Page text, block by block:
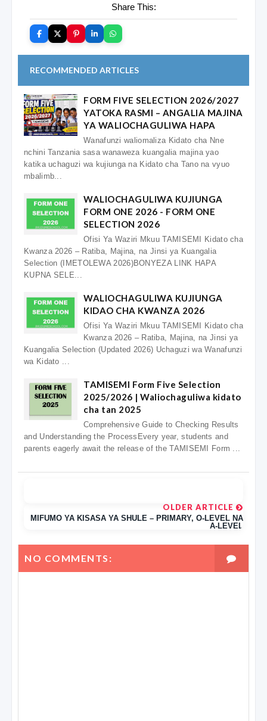
Share This:
RECOMMENDED ARTICLES
FORM FIVE SELECTION 2026/2027
YATOKA RASMI – ANGALIA MAJINA
YA WALIOCHAGULIWA HAPA
Wanafunzi waliomaliza Kidato cha Nne
nchini Tanzania sasa wanaweza kuangalia majina yao
katika uchaguzi wa kujiunga na Kidato cha Tano na vyuo
mbalimb...
WALIOCHAGULIWA KUJIUNGA
FORM ONE 2026 - FORM ONE
SELECTION 2026
Ofisi Ya Waziri Mkuu TAMISEMI Kidato cha
Kwanza 2026 – Ratiba, Majina, na Jinsi ya Kuangalia
Selection (IMETOLEWA 2026)BONYEZA LINK HAPA
KUPNA SELE...
WALIOCHAGULIWA KUJIUNGA
KIDAO CHA KWANZA 2026
Ofisi Ya Waziri Mkuu TAMISEMI Kidato cha
Kwanza 2026 – Ratiba, Majina, na Jinsi ya
Kuangalia Selection (Updated 2026) Uchaguzi wa Wanafunzi
wa Kidato ...
TAMISEMI Form Five Selection
2025/2026 | Waliochaguliwa kidato
cha tan 2025
Comprehensive Guide to Checking Results
and Understanding the ProcessEvery year, students and
parents eagerly await the release of the TAMISEMI Form ...
OLDER ARTICLE
MIFUMO YA KISASA YA SHULE – PRIMARY, O-LEVEL NA
A-LEVEL
NO COMMENTS: